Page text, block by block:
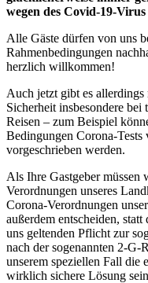
wegen des Covid-19-
Alle Gäste dürfen von uns
Rahmenbedingungen
herzlich willkommen!
Auch jetzt gibt es
Sicherheit insbesondere
Reisen – zum Beispiel
Bedingungen Corona-
vorgeschrieben werden.
Als Ihre Gastgeber müssen
Verordnungen unseres
Corona-Verordnungen
außerdem entscheiden,
uns geltenden Pflicht zur
nach der sogenannten 2-
unserem speziellen Fall die
wirklich sichere Lösung